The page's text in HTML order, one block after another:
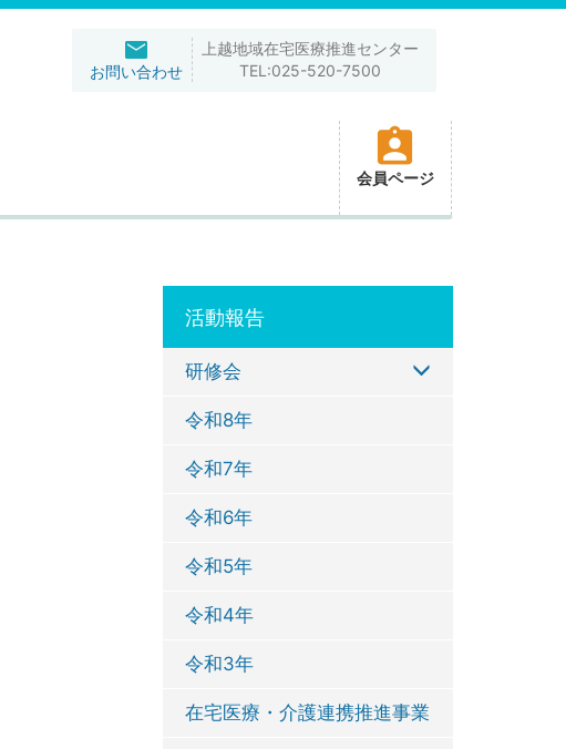
上越地域在宅医療推進センター
TEL:025-520-7500
お問い合わせ
会員ページ
活動報告
研修会
令和8年
令和7年
令和6年
令和5年
令和4年
令和3年
在宅医療・介護連携推進事業